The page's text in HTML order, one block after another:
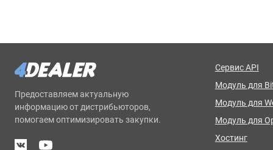
Предоставляем актуальную
информацию от дистрибьюторов,
помогаем оптимизировать закупки.
Сервис API
Модуль для
Модуль для
Модуль для
Хостинг